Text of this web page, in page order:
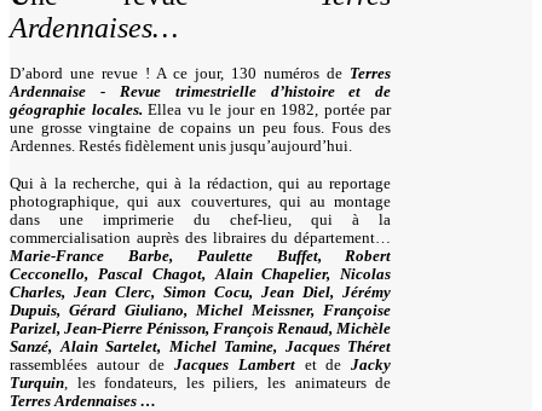
Ardennaises…
D’abord une revue ! A ce jour, 130 numéros de Terres
Ardennaise - Revue trimestrielle d’histoire et de
géographie locales.Ellea vu le jour en 1982, portée par
une grosse vingtaine de copains un peu fous. Fous des
Ardennes. Restés fidèlement unis jusqu’aujourd’hui.
Qui à la recherche, qui à la rédaction, qui au reportage
photographique, qui aux couvertures, qui au montage
dans une imprimerie du chef-lieu, qui à la
commercialisation auprès des libraires du département…
Marie-France Barbe, Paulette Buffet, Robert
Cecconello, Pascal Chagot, Alain Chapelier, Nicolas
Charles, Jean Clerc, Simon Cocu, Jean Diel, Jérémy
Dupuis, Gérard Giuliano, Michel Meissner, Françoise
Parizel, Jean-Pierre Pénisson, François Renaud, Michèle
Sanzé, Alain Sartelet, Michel Tamine, Jacques Théret
rassemblées autour de Jacques Lambertet deJacky
Turquin , les fondateurs, les piliers, les animateurs de
Terres Ardennaises …